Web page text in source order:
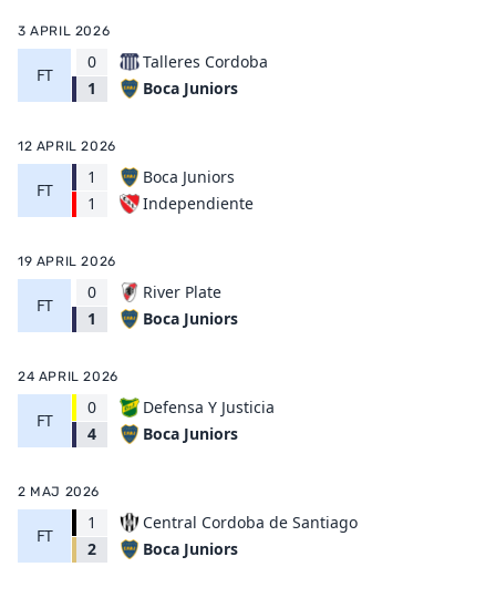
3 APRIL 2026
FT
0
1
Talleres Cordoba
Boca Juniors
12 APRIL 2026
FT
1
1
Boca Juniors
Independiente
19 APRIL 2026
FT
0
1
River Plate
Boca Juniors
24 APRIL 2026
FT
0
4
Defensa Y Justicia
Boca Juniors
2 MAJ 2026
FT
1
2
Central Cordoba de Santiago
Boca Juniors